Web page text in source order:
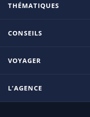
Ile Maurice
République Dominicaine
THÉMATIQUES
Adultes uniquement
Coup de coeur
CONSEILS
Guide Seychelles
VOYAGER
L’AGENCE